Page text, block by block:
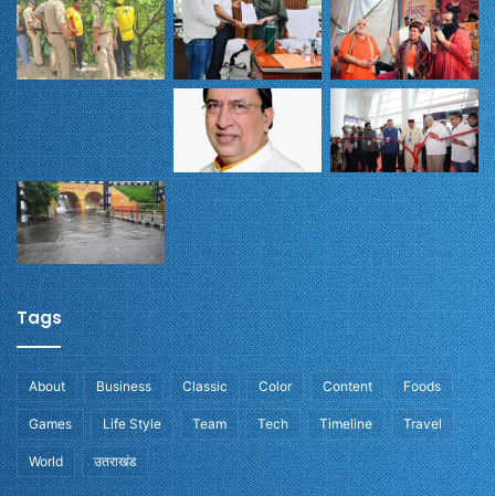
Tags
About Business Classic Color Content Foods
Games Life Style Team Tech Timeline Travel
World उतराखंड